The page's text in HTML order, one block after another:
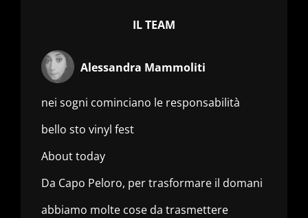
IL TEAM
Alessandra Mammoliti
nei sogni cominciano le responsabilità
bello sto vinyl fest
About today
Da Capo Peloro, per trasformare il domani
abbiamo molte cose da trasmettere